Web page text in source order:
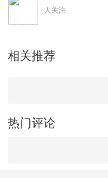
人关注
相关推荐
热门评论